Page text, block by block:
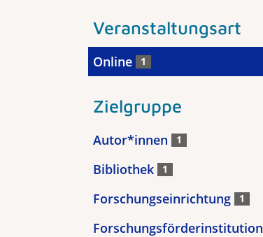
Veranstaltungsart
Online 1
Zielgruppe
Autor*innen 1
Bibliothek 1
Forschungseinrichtung 1
Forschungsförderinstitution